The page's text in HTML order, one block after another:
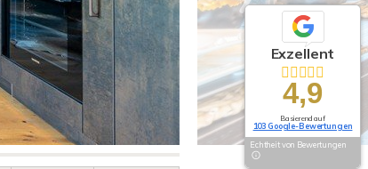
Exzellent
4,9
Basierend auf
103 Google-Bewertungen
Echtheit von Bewertungen